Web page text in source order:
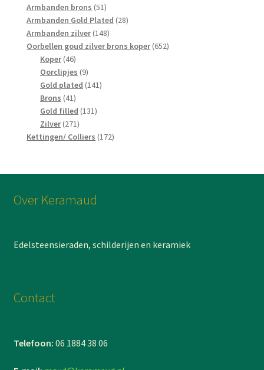
producten
Armbanden brons 5151
producten
Armbanden Gold Plated 2828
Armbanden zilver 148148
producten
Oorbellen goud zilver brons koper 652652
Koper 4646
producten
Oorclipjes 99
producten
Gold plated 141141
Brons 4141
producten
Gold filled 131131
Zilver 271271
producten
Kettingen/ Colliers 172172
Over Keramaud
Edelsteensieraden, schilderijen en keramiek
Contact
Telefoon: 06 1884 38 06